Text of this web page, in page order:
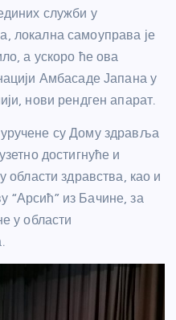
служби у
локална самоуправа је
а ускоро ће ова
Амбасаде Јапана у
нови рендген апарат.
су Дому здравља
достигнуће и
области здравства, као и
“Арсић” из Бачине, за
у области